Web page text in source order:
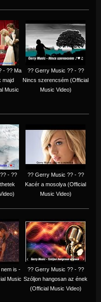
- ?? Ma
majd
Music
?? Gerry Music ?? - ??
Nincs szerencsém (Official
Music Video)
- ??
?? Gerry Music ?? - ??
Kacér a mosolya (Official
Music Video)
is -
Music
?? Gerry Music ?? - ??
Szóljon hangosan az ének
(Official Music Video)